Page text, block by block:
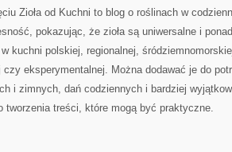
Zioła od Kuchni to blog o roślinach w
pokazując, że zioła są uniwersalne i
kuchni polskiej, regionalnej,
eksperymentalnej. Można dodawać je do
i zimnych, dań codziennych i bardziej
tworzenia treści, które mogą być praktyczne.